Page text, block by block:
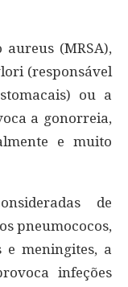
aureus (MRSA),
(responsável
ou a
a gonorreia,
e muito
de
pneumococos,
e meningites, a
infeções